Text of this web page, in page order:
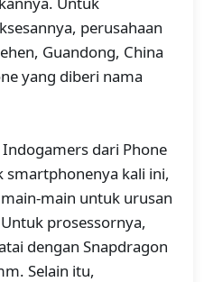
perusahaan
Guandong, China
yang diberi nama
dari Phone
kali ini,
main untuk urusan
prosessornya,
dengan Snapdragon
Selain itu,